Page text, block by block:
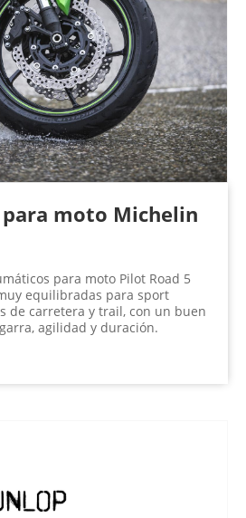
moto Michelin
para moto Pilot Road 5
equilibradas para sport
de carretera y trail, con un buen
agilidad y duración.